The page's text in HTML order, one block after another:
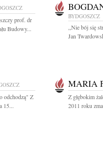
prof. dr
Budowy...
BYDGOSZCZ
,,Nie bój się
Jan
odchodzą" Z
15...
MARIA
Z głębokim
2011 roku